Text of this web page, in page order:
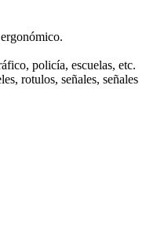
policía, escuelas, etc.
rotulos, señales, señales